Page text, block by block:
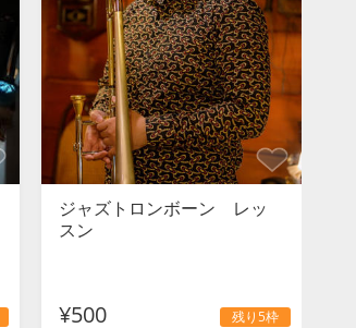
ジャズトロンボーン レッ
スン
¥500 残り5枠